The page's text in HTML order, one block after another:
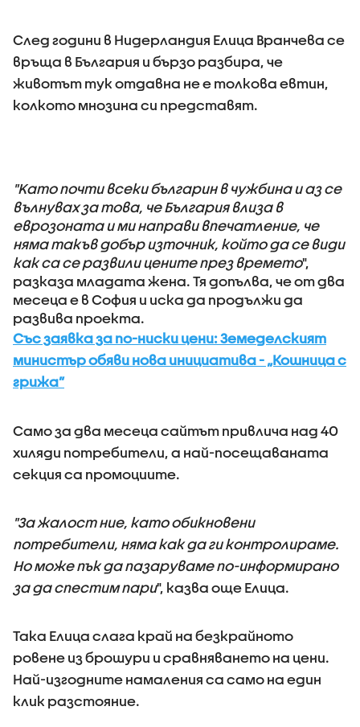
След години в Нидерландия Елица Вранчева се
връща в България и бързо разбира, че
животът тук отдавна не е толкова евтин,
колкото мнозина си представят.
"Kато почти всеки българин в чужбина и аз се
вълнувах за това, че България влиза в
еврозоната и ми направи впечатление, че
няма такъв добър източник, който да се види
как са се развили цените през времето",
разказа младата жена. Тя допълва, че от два
месеца е в София и иска да продължи да
развива проекта.
Със заявка за по-ниски цени: Земеделският
министър обяви нова инициатива - „Кошница с
грижа”
Само за два месеца сайтът привлича над 40
хиляди потребители, а най-посещаваната
секция са промоциите.
"За жалост ние, като обикновени
потребители, няма как да ги контролираме.
Но може пък да пазаруваме по-информирано
за да спестим пари", казва още Елица.
Така Елица слага край на безкрайното
ровене из брошури и сравняването на цени.
Най-изгодните намаления са само на един
клик разстояние.